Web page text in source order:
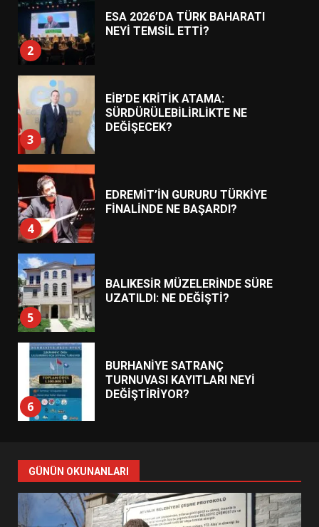
2
ESA 2026’DA TÜRK BAHARATI
NEYİ TEMSİL ETTİ?
3
EİB’DE KRİTİK ATAMA:
SÜRDÜRÜLEBİLİRLİKTE NE
DEĞİŞECEK?
4
EDREMİT’İN GURURU TÜRKİYE
FİNALİNDE NE BAŞARDI?
5
BALIKESİR MÜZELERİNDE SÜRE
UZATILDI: NE DEĞİŞTİ?
6
BURHANİYE SATRANÇ
TURNUVASI KAYITLARI NEYİ
DEĞİŞTİRİYOR?
7
YENİ YÖNETİM NASIL
ŞEKİLLENDİ?
GÜNÜN OKUNANLARI